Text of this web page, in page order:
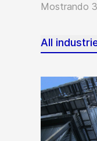
Mostrando
All